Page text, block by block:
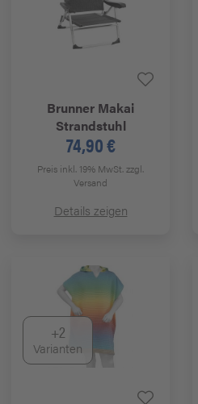
Brunner Makai
Strandstuhl
74,90 €
Preis inkl. 19% MwSt.zzgl.
Versand
Details zeigen
+2
Varianten